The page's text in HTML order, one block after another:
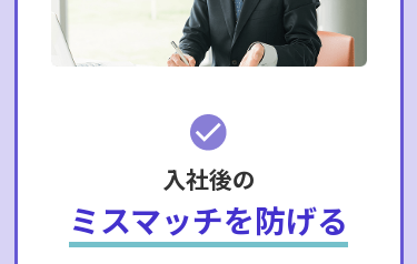
入社後の
ミスマッチを防げる